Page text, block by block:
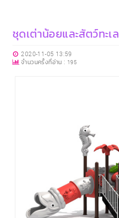
ชุดเต่าน้อยและสัตว์ทะเล
2020-11-05 13:59
จำนวนครั้งที่อ่าน : 195